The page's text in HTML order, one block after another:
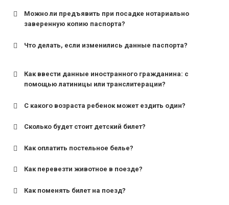
Можно ли предъявить при посадке нотариально
заверенную копию паспорта?
Что делать, если изменились данные паспорта?
Как ввести данные иностранного гражданина: с
помощью латиницы или транслитерации?
С какого возраста ребенок может ездить один?
для поездов дальнего следования — от 10 лет и
для пригородных поездов — от 7 лет.
Сколько будет стоит детский билет?
Как оплатить постельное белье?
Как перевезти животное в поезде?
Как поменять билет на поезд?